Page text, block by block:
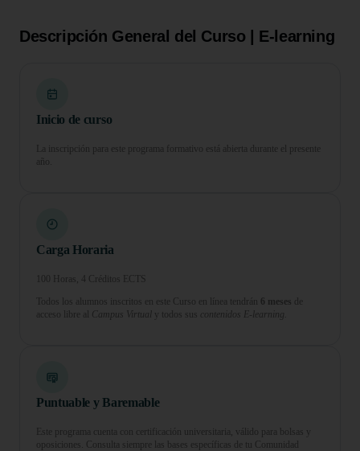
Descripción General del Curso | E-learning
Inicio de curso
La inscripción para este programa formativo está abierta durante el presente
año.
Carga Horaria
100 Horas, 4 Créditos ECTS
Todos los alumnos inscritos en este Curso en línea tendrán 6 meses de
acceso libre al Campus Virtual y todos sus contenidos E-learning.
Puntuable y Baremable
Este programa cuenta con certificación universitaria, válido para bolsas y
oposiciones. Consulta siempre las bases específicas de tu Comunidad